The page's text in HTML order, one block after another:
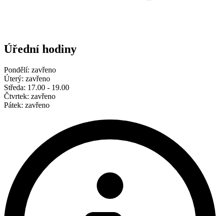
Úřední hodiny
Pondělí: zavřeno
Úterý: zavřeno
Středa: 17.00 - 19.00
Čtvrtek: zavřeno
Pátek: zavřeno